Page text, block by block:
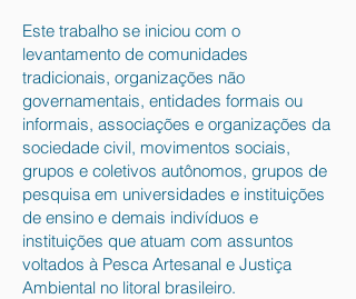
Este trabalho se iniciou com o
levantamento de ​comunidades
tradicionais, organizações não
governamentais, entidades formais ou
informais, associações e organizações da
sociedade civil, movimentos sociais,
grupos e coletivos autônomos, grupos de
pesquisa em universidades e instituições
de ensino e demais indivíduos e
instituições ​que atuam com assuntos
voltados à ​Pesca Artesanal e Justiça
Ambiental no litoral brasileiro.